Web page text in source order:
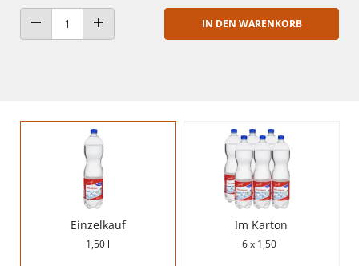
ANZAHL VERRINGERNANZAHL ERHÖHEN
IN DEN WARENKORB
Einzelkauf
1,50 l
Im Karton
6 x 1,50 l